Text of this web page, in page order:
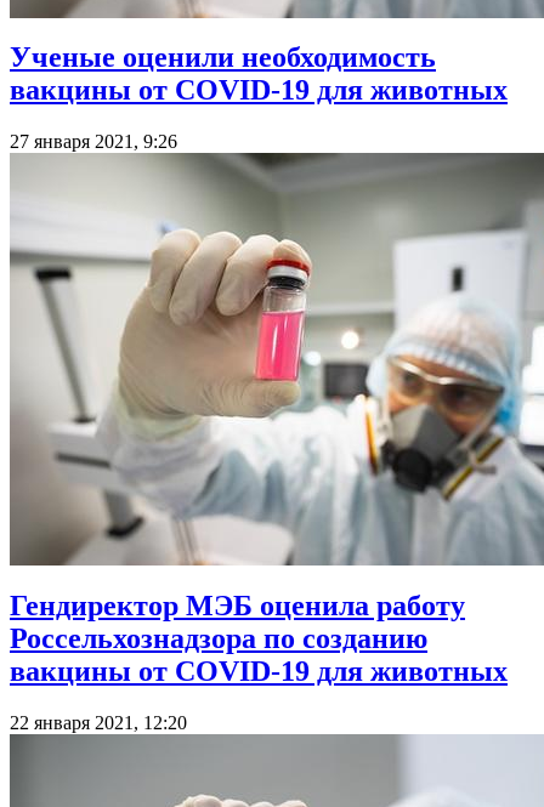
Ученые оценили необходимость
вакцины от COVID-19 для животных
27 января 2021, 9:26
Гендиректор МЭБ оценила работу
Россельхознадзора по созданию
вакцины от COVID-19 для животных
22 января 2021, 12:20